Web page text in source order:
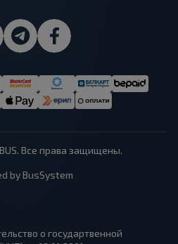
Все права защищены.
by BusSystem
о государтвенной